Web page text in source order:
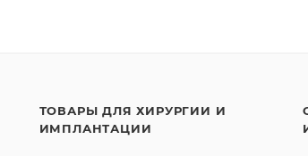
ТОВАРЫ ДЛЯ ХИРУРГИИ И
ИМПЛАНТАЦИИ